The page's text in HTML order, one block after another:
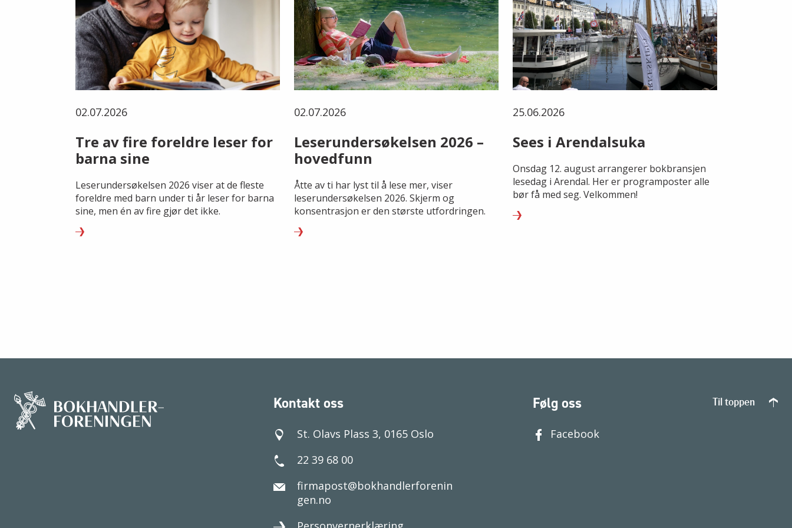
02.07.2026
Tre av fire foreldre leser for
barna sine
Leserundersøkelsen 2026 viser at de fleste
foreldre med barn under ti år leser for barna
sine, men én av fire gjør det ikke.
02.07.2026
Leserundersøkelsen 2026 –
hovedfunn
Åtte av ti har lyst til å lese mer, viser
leserundersøkelsen 2026. Skjerm og
konsentrasjon er den største utfordringen.
25.06.2026
Sees i Arendalsuka
Onsdag 12. august arrangerer bokbransjen
lesedag i Arendal. Her er programposter alle
bør få med seg. Velkommen!
Kontakt oss
St. Olavs Plass 3, 0165 Oslo
22 39 68 00
firmapost@bokhandlerforenin
gen.no
Følg oss
Facebook
Til toppen